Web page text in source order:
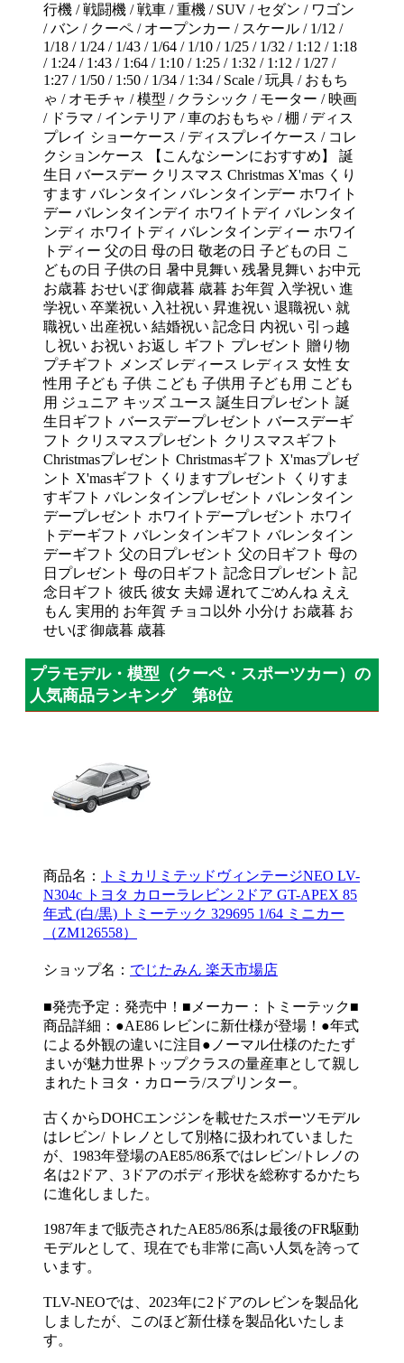
行機 / 戦闘機 / 戦車 / 重機 / SUV / セダン / ワゴン
/ バン / クーペ / オープンカー / スケール / 1/12 /
1/18 / 1/24 / 1/43 / 1/64 / 1/10 / 1/25 / 1/32 / 1:12 / 1:18
/ 1:24 / 1:43 / 1:64 / 1:10 / 1:25 / 1:32 / 1:12 / 1/27 /
1:27 / 1/50 / 1:50 / 1/34 / 1:34 / Scale / 玩具 / おもち
ゃ / オモチャ / 模型 / クラシック / モーター / 映画
/ ドラマ / インテリア / 車のおもちゃ / 棚 / ディス
プレイ ショーケース / ディスプレイケース / コレ
クションケース 【こんなシーンにおすすめ】 誕
生日 バースデー クリスマス Christmas X'mas くり
すます バレンタイン バレンタインデー ホワイト
デー バレンタインデイ ホワイトデイ バレンタイ
ンディ ホワイトディ バレンタインディー ホワイ
トディー 父の日 母の日 敬老の日 子どもの日 こ
どもの日 子供の日 暑中見舞い 残暑見舞い お中元
お歳暮 おせいぼ 御歳暮 歳暮 お年賀 入学祝い 進
学祝い 卒業祝い 入社祝い 昇進祝い 退職祝い 就
職祝い 出産祝い 結婚祝い 記念日 内祝い 引っ越
し祝い お祝い お返し ギフト プレゼント 贈り物
プチギフト メンズ レディース レディス 女性 女
性用 子ども 子供 こども 子供用 子ども用 こども
用 ジュニア キッズ ユース 誕生日プレゼント 誕
生日ギフト バースデープレゼント バースデーギ
フト クリスマスプレゼント クリスマスギフト
Christmasプレゼント Christmasギフト X'masプレゼ
ント X'masギフト くりますプレゼント くりすま
すギフト バレンタインプレゼント バレンタイン
デープレゼント ホワイトデープレゼント ホワイ
トデーギフト バレンタインギフト バレンタイン
デーギフト 父の日プレゼント 父の日ギフト 母の
日プレゼント 母の日ギフト 記念日プレゼント 記
念日ギフト 彼氏 彼女 夫婦 遅れてごめんね ええ
もん 実用的 お年賀 チョコ以外 小分け お歳暮 お
せいぼ 御歳暮 歳暮
プラモデル・模型（クーペ・スポーツカー）の
人気商品ランキング 第8位
商品名：
トミカリミテッドヴィンテージNEO LV-
N304c トヨタ カローラレビン 2ドア GT-APEX 85
年式 (白/黒) トミーテック 329695 1/64 ミニカー
（ZM126558）
ショップ名： でじたみん 楽天市場店
■発売予定：発売中！■メーカー：トミーテック■
商品詳細：●AE86 レビンに新仕様が登場！●年式
による外観の違いに注目●ノーマル仕様のたたず
まいが魅力世界トップクラスの量産車として親し
まれたトヨタ・カローラ/スプリンター。
古くからDOHCエンジンを載せたスポーツモデル
はレビン/ トレノとして別格に扱われていました
が、1983年登場のAE85/86系ではレビン/トレノの
名は2ドア、3ドアのボディ形状を総称するかたち
に進化しました。
1987年まで販売されたAE85/86系は最後のFR駆動
モデルとして、現在でも非常に高い人気を誇って
います。
TLV-NEOでは、2023年に2ドアのレビンを製品化
しましたが、このほど新仕様を製品化いたしま
す。